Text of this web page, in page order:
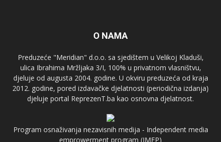
O NAMA
Preduzeće "Meridian" d.o.o. sa sjedištem u Velikoj Kladuši,
ulica Ibrahima Mržljaka 3/I, 100% u privatnom vlasništvu,
djeluje od augusta 2004. godine. U okviru preduzeća od kraja
2012. godine, pored izdavačke djelatnosti (periodična izdanja)
djeluje portal ReprezenT.ba kao osnovna djelatnost.
Program osnaživanja nezavisnih medija - Independent media
emprowerment program (IMEP)